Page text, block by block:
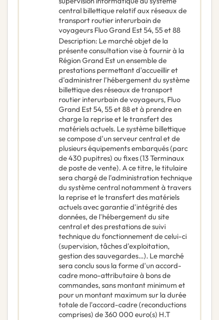
central billettique relatif aux réseaux de
transport routier interurbain de
voyageurs Fluo Grand Est 54, 55 et 88
Description: Le marché objet de la
présente consultation vise à fournir à la
Région Grand Est un ensemble de
prestations permettant d'accueillir et
d'administrer l'hébergement du système
billettique des réseaux de transport
routier interurbain de voyageurs, Fluo
Grand Est 54, 55 et 88 et à prendre en
charge la reprise et le transfert des
matériels actuels. Le système billettique
se compose d'un serveur central et de
plusieurs équipements embarqués (parc
de 430 pupitres) ou fixes (13 Terminaux
de poste de vente). A ce titre, le titulaire
sera chargé de l'administration technique
du système central notamment à travers
la reprise et le transfert des matériels
actuels avec garantie d'intégrité des
données, de l'hébergement du site
central et des prestations de suivi
technique du fonctionnement de celui-ci
(supervision, tâches d'exploitation,
gestion des sauvegardes…). Le marché
sera conclu sous la forme d'un accord-
cadre mono-attributaire à bons de
commandes, sans montant minimum et
pour un montant maximum sur la durée
totale de l'accord-cadre (reconductions
comprises) de 360 000 euro(s) H.T